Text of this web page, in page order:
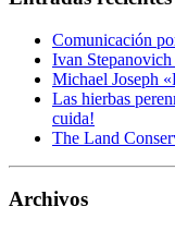
Comunicación
Ivan
Michael Joseph
Las hierbas
cuida!
The Land
Archivos